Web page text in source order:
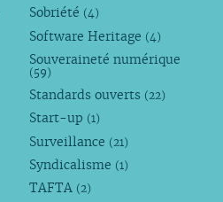
Sobriété (4)
Software Heritage (4)
Souveraineté numérique
(59)
Standards ouverts (22)
Start-up (1)
Surveillance (21)
Syndicalisme (1)
TAFTA (2)